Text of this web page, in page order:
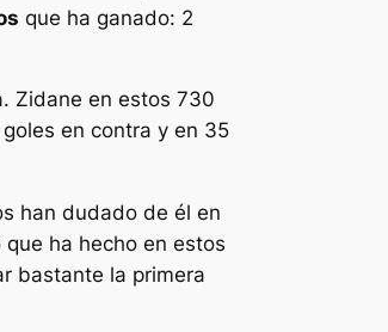
que ha ganado: 2
Zidane en estos 730
en contra y en 35
han dudado de él en
ha hecho en estos
bastante la primera